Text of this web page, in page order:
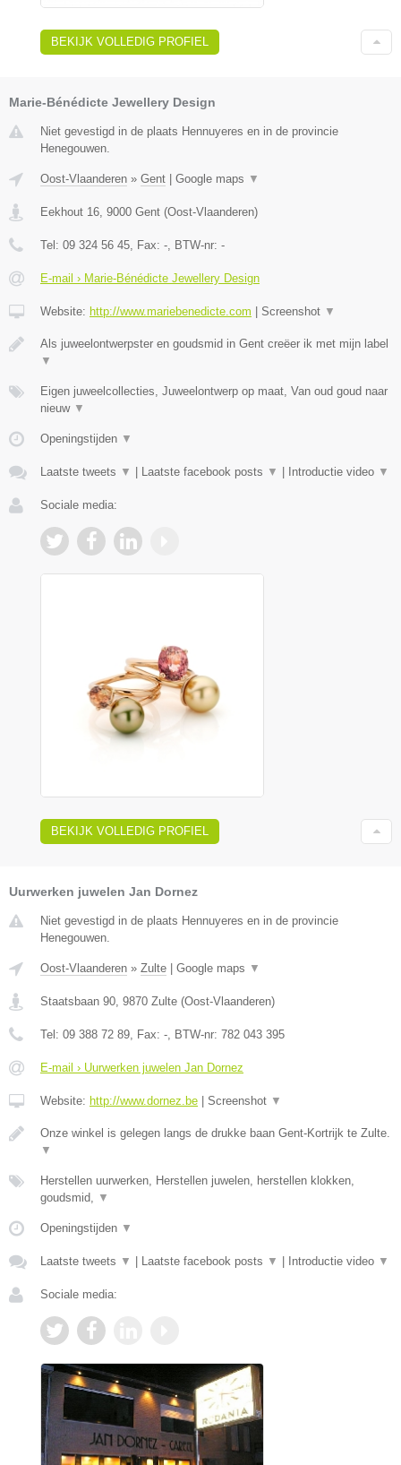
BEKIJK VOLLEDIG PROFIEL
Marie-Bénédicte Jewellery Design
Niet gevestigd in de plaats Hennuyeres en in de provincie
Henegouwen.
Oost-Vlaanderen » Gent Google maps ▼
Eekhout 16, 9000 Gent (Oost-Vlaanderen)
Tel: 09 324 56 45, Fax: -, BTW-nr: -
E-mail › Marie-Bénédicte Jewellery Design
Website: http://www.mariebenedicte.com Screenshot ▼
Als juweelontwerpster en goudsmid in Gent creëer ik met mijn label
▼
Eigen juweelcollecties, Juweelontwerp op maat, Van oud goud naar
nieuw ▼
Openingstijden ▼
Laatste tweets ▼ Laatste facebook posts ▼ Introductie video ▼
Sociale media:
BEKIJK VOLLEDIG PROFIEL
Uurwerken juwelen Jan Dornez
Niet gevestigd in de plaats Hennuyeres en in de provincie
Henegouwen.
Oost-Vlaanderen » Zulte Google maps ▼
Staatsbaan 90, 9870 Zulte (Oost-Vlaanderen)
Tel: 09 388 72 89, Fax: -, BTW-nr: 782 043 395
E-mail › Uurwerken juwelen Jan Dornez
Website: http://www.dornez.be Screenshot ▼
Onze winkel is gelegen langs de drukke baan Gent-Kortrijk te Zulte.
▼
Herstellen uurwerken, Herstellen juwelen, herstellen klokken,
goudsmid, ▼
Openingstijden ▼
Laatste tweets ▼ Laatste facebook posts ▼ Introductie video ▼
Sociale media: